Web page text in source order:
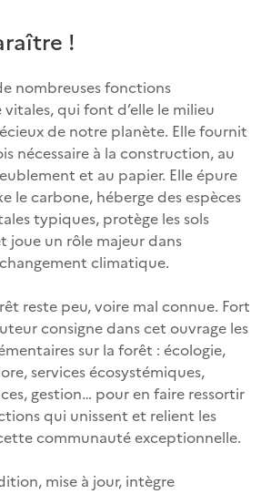
!
nombreuses fonctions
vitales, qui font d’elle le milieu
de notre planète. Elle fournit
nécessaire à la construction, au
et au papier. Elle épure
le carbone, héberge des espèces
typiques, protège les sols
joue un rôle majeur dans
climatique.
reste peu, voire mal connue. Fort
consigne dans cet ouvrage les
sur la forêt : écologie,
services écosystémiques,
gestion… pour en faire ressortir
qui unissent et relient les
communauté exceptionnelle.
mise à jour, intègre